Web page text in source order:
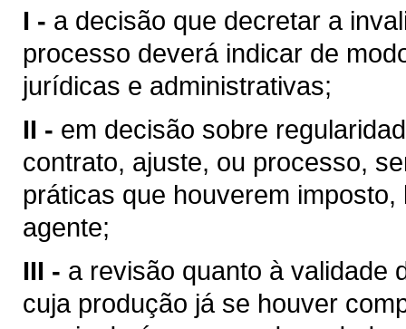
I - a decisão que decretar a
processo deverá indicar de
jurídicas e administrativas;
II - em decisão sobre
contrato, ajuste, ou processo,
práticas que houverem
agente;
III - a revisão quanto à validade
cuja produção já se houver